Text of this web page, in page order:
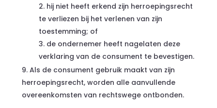
hij niet heeft erkend zijn herroepingsrecht
te verliezen bij het verlenen van zijn
toestemming; of
de ondernemer heeft nagelaten deze
verklaring van de consument te bevestigen.
Als de consument gebruik maakt van zijn
herroepingsrecht, worden alle aanvullende
overeenkomsten van rechtswege ontbonden.